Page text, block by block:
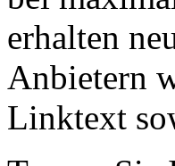
erhalten
Anbietern
Linktext